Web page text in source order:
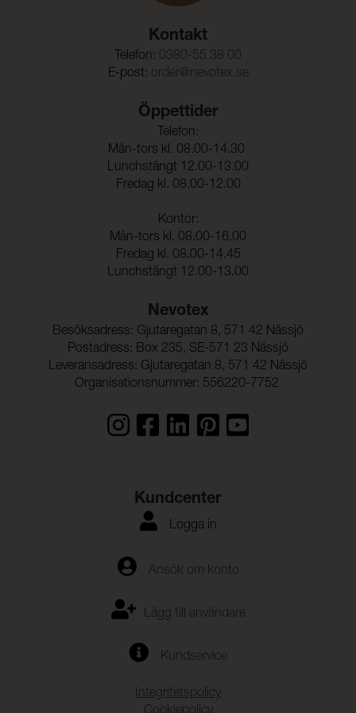
Dimensionsändring Varp: - 2,3 %
Dimensionsändring Väft:
ISO 105-C06
4-5
Färghärdighet mot
ISO 105-D01
4-5
Färghärdighet mot
5 (ISO 105-E01)
Kontakt
Telefon: 0380-55 38 00
E-post: order@nevotex.se
Öppettider
Telefon:
Mån-tors kl. 08.00-14.30
Lunchstängt 12.00-13.00
Fredag kl. 08.00-12.00
Kontor:
Mån-tors kl. 08.00-16.00
Fredag kl. 08.00-14.45
Lunchstängt 12.00-13.00
Nevotex
Besöksadress: Gjutaregatan 8, 571 42 Nässjö
Postadress: Box 235, SE-571 23 Nässjö
Leveransadress: Gjutaregatan 8, 571 42 Nässjö
Organisationsnummer: 556220-7752
Kundcenter
Logga in
Ansök om konto
Lägg till användare
Kundservice
Integritetspolicy